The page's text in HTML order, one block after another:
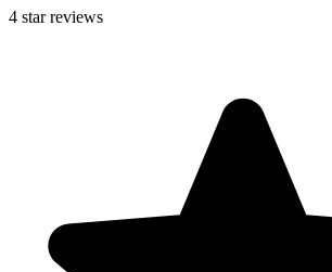
4 star reviews